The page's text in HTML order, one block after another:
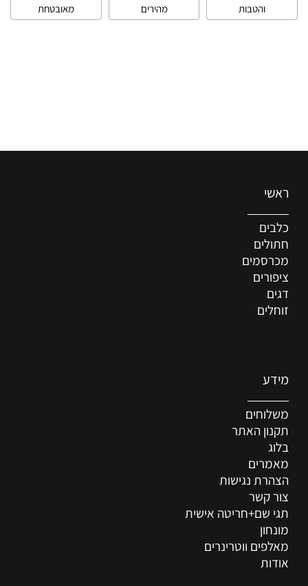
והטבות
מהירים
מאובטחת
ראשי
כלבים
חתולים
מכרסמים
ציפורים
דגים
זוחלים
מידע
משלוחים
תקנון האתר
בלוג
מאמרים
הצהרת נגישות
צור קשר
תגי שם+חריטה אישית
מונחון
מאלפים ווטרינרים
אודות